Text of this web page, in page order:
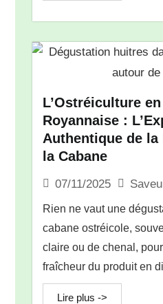
L’Ostréiculture
Royannaise :
Authentique de la
la Cabane
07/11/2025
Rien ne vaut une
cabane ostréicole,
claire ou de chenal,
fraîcheur du produit en
Lire plus ->